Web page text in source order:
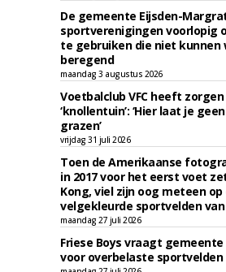
De gemeente Eijsden-
sportverenigingen voorlopig
te gebruiken die niet kunnen
beregend
maandag 3 augustus 2026
Voetbalclub VFC heeft
‘knollentuin’: ‘Hier laat je
grazen’
vrijdag 31 juli 2026
Toen de Amerikaanse
in 2017 voor het eerst voet
Kong, viel zijn oog meteen op
velgekleurde sportvelden
maandag 27 juli 2026
Friese Boys vraagt
voor overbelaste sportvelden